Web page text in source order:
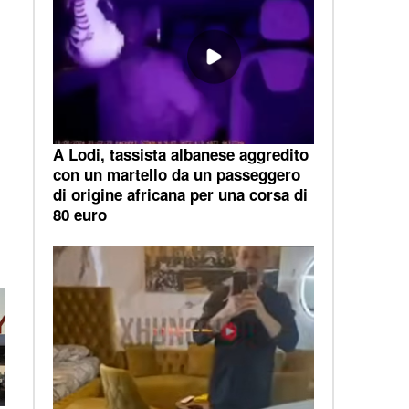
A Lodi, tassista albanese aggredito
con un martello da un passeggero
di origine africana per una corsa di
80 euro